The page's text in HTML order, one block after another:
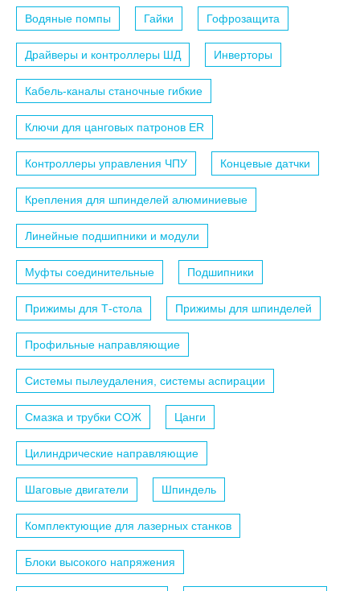
Водяные помпы Гайки Гофрозащита
Драйверы и контроллеры ШД Инверторы
Кабель-каналы станочные гибкие
Ключи для цанговых патронов ER
Контроллеры управления ЧПУ Концевые датчки
Крепления для шпинделей алюминиевые
Линейные подшипники и модули
Муфты соединительные Подшипники
Прижимы для Т-стола Прижимы для шпинделей
Профильные направляющие
Системы пылеудаления, системы аспирации
Смазка и трубки СОЖ Цанги
Цилиндрические направляющие
Шаговые двигатели Шпиндель
Комплектующие для лазерных станков
Блоки высокого напряжения